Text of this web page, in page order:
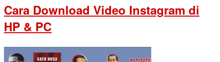
Cara Download Video Instagram di
HP & PC